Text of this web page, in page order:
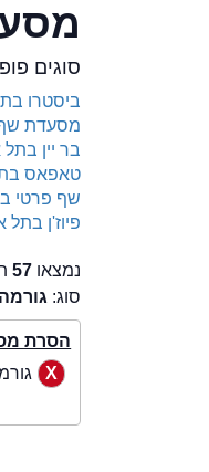
סוגים
ביסטרו
מסעדת
בר יין
טאפאס
שף פרטי
פיוז'ן בתל
נמצאו 57
סוג: גורמה
הסרת